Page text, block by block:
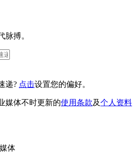
脉搏。
递? 点击设置您的偏好。
媒体不时更新的使用条款及个人资料
体